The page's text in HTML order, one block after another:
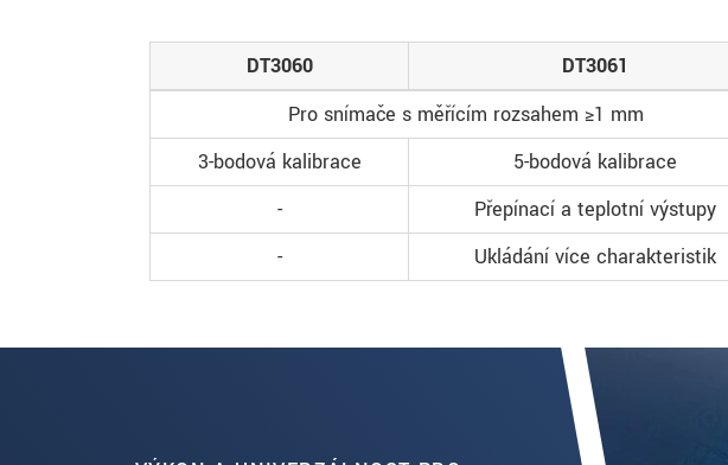
DT3060 DT3061
Pro snímače s měřícím rozsahem ≥1 mm
3-bodová kalibrace
5-bodová kalibrace
-
Přepínací a teplotní výstupy
-
Ukládání více charakteristik